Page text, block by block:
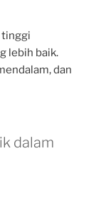
tinggi
lebih baik.
dan
dalam